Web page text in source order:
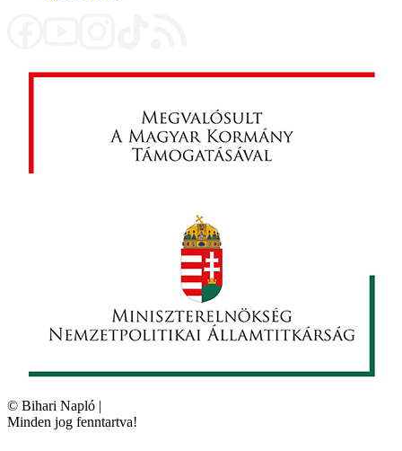
© Bihari Napló |
Minden jog fenntartva!